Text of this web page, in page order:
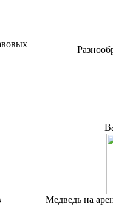
Медведь на